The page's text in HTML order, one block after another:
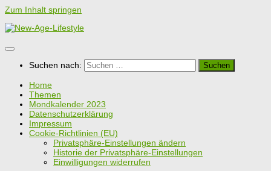
Zum Inhalt springen
Suchen nach:
Home
Themen
Mondkalender 2023
Datenschutzerklärung
Impressum
Cookie-Richtlinien (EU)
Privatsphäre-Einstellungen ändern
Historie der Privatsphäre-Einstellungen
Einwilligungen widerrufen